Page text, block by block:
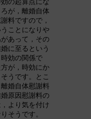
が，離婚自体
料ですので，
ことになりや
あって，その
に至るという
効の関係で
が，時効にか
うです。とこ
婚自体慰謝料
原因慰謝料の
より気を付け
そうです。